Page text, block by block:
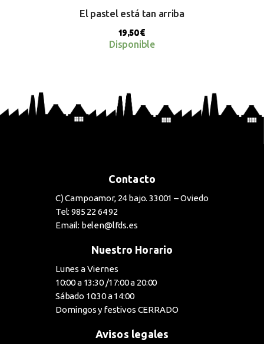
BUY NOW
El pastel está tan arriba
19,50€
Disponible
Contacto
C) Campoamor, 24 bajo. 33001 – Oviedo
Tel: 985 22 64 92
Email: belen@lfds.es
Nuestro Horario
Lunes a Viernes
10:00 a 13:30 /17:00 a 20:00
Sábado 10:30 a 14:00
Domingos y festivos CERRADO
Avisos legales